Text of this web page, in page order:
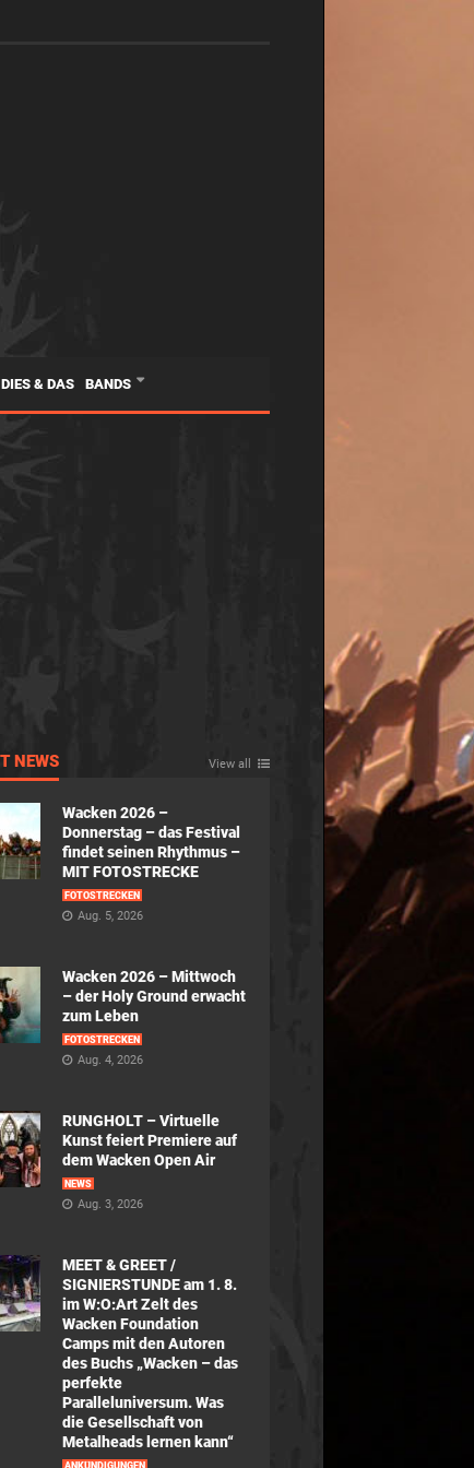
DIES & DAS BANDS
NEWS View all
Wacken 2026 –
Donnerstag – das Festival
findet seinen Rhythmus –
MIT FOTOSTRECKE
FOTOSTRECKEN
Aug. 5, 2026
Wacken 2026 – Mittwoch
– der Holy Ground erwacht
zum Leben
FOTOSTRECKEN
Aug. 4, 2026
RUNGHOLT – Virtuelle
Kunst feiert Premiere auf
dem Wacken Open Air
NEWS
Aug. 3, 2026
MEET & GREET /
SIGNIERSTUNDE am 1. 8.
im W:O:Art Zelt des
Wacken Foundation
Camps mit den Autoren
des Buchs „Wacken – das
perfekte
Paralleluniversum. Was
die Gesellschaft von
Metalheads lernen kann“
ANKÜNDIGUNGEN